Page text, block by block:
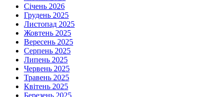
Січень 2026
Грудень 2025
Листопад 2025
Жовтень 2025
Вересень 2025
Серпень 2025
Липень 2025
Червень 2025
Травень 2025
Квітень 2025